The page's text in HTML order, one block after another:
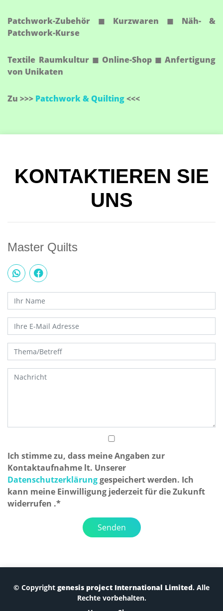
Patchwork-Zubehör ◼ Kurzwaren ◼ Näh- &
Patchwork-Kurse
Textile Raumkultur ◼ Online-Shop ◼ Anfertigung
von Unikaten
Zu >>> Patchwork & Quilting<<<
KONTAKTIEREN SIE
UNS
Master Quilts
Ich stimme zu, dass meine Angaben zur
Kontaktaufnahme lt. Unserer
Datenschutzerklärunggespeichert werden. Ich
kann meine Einwilligung jederzeit für die Zukunft
widerrufen .*
Senden
© Copyright genesis project International Limited. Alle
Rechte vorbehalten.